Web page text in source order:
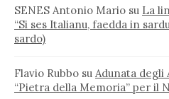
SENES Antonio Mario su La
“Si ses Italianu, faedda in
sardo)
Flavio Rubbo su Adunata degli
“Pietra della Memoria” per il